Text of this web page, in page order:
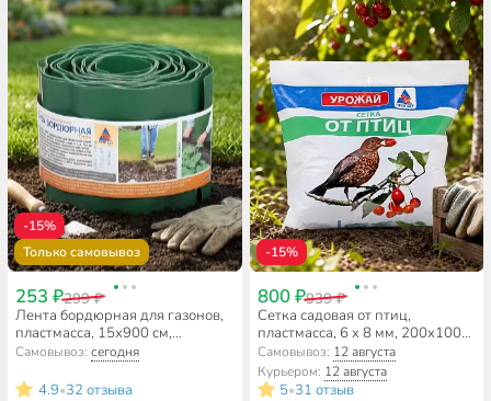
-15%
Только самовывоз
253 ₽299 ₽
Лента бордюрная для газонов,
пластмасса, 15х900 см,
гофрированная, хаки, Б-15/9
Самовывоз:сегодня
4.9•32 отзыва
-15%
800 ₽939 ₽
Сетка садовая от птиц,
пластмасса, 6 x 8 мм, 200х1000
см, зеленая, У-6/2/10
Самовывоз: 12 августа
Курьером: 12 августа
5•31 отзыв